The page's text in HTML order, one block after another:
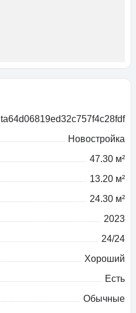
ta64d06819ed32c757f4c28fdf
Новостройка
47.30 м²
13.20 м²
24.30 м²
2023
24/24
Хороший
Есть
Обычные